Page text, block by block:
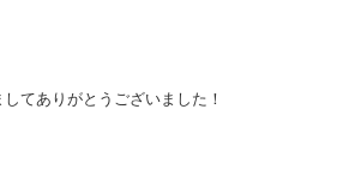
てありがとうございました！